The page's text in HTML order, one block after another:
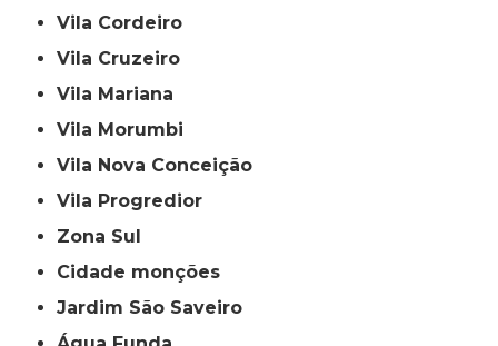
Vila Cordeiro
Vila Cruzeiro
Vila Mariana
Vila Morumbi
Vila Nova Conceição
Vila Progredior
Zona Sul
cidade monções
jardim São Saveiro